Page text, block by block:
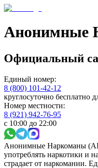
Анонимные
Официальный
Единый номер:
8 (800) 101-42-12
круглосуточно бесплатно
Номер местности:
8 (921) 942-76-95
с 10:00 до 22:00
Анонимные Наркоманы
употреблять наркотики и
страдает от наркомании.